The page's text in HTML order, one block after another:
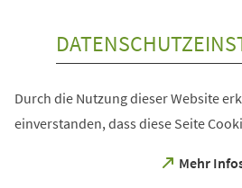
Durch die Nutzung dieser Website
einverstanden, dass diese Seite
Mehr
(Öffnet